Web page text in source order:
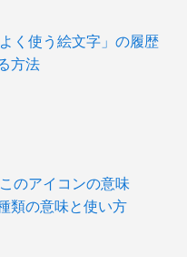
く使う絵文字」の履歴
方法
のアイコンの意味
類の意味と使い方